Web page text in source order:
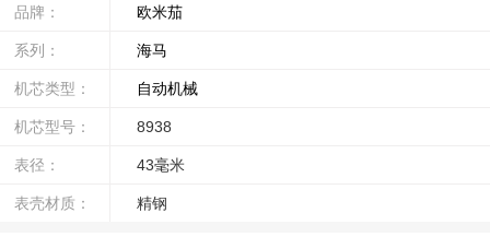
品牌： 欧米茄
系列： 海马
机芯类型： 自动机械
机芯型号： 8938
表径： 43毫米
表壳材质： 精钢